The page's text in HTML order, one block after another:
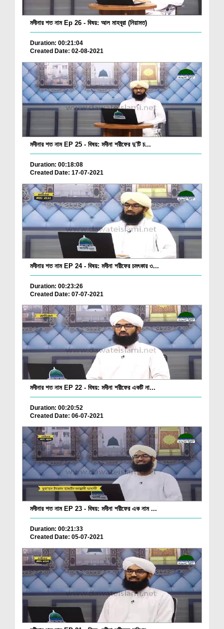
মদীনার শত নাম Ep 26 - বিষয়: আল মাহবূরা (নিয়ামত)
Duration: 00:21:04
Created Date: 02-08-2021
মদীনার শত নাম EP 25 - বিষয়: মদীনা শরীফের দু'টি চ...
Duration: 00:18:08
Created Date: 17-07-2021
মদীনার শত নাম EP 24 - বিষয়: মদীনা শরীফের চমৎকার ৩...
Duration: 00:23:26
Created Date: 07-07-2021
মদীনার শত নাম EP 22 - বিষয়: মদীনা শরীফের একটি না...
Duration: 00:20:52
Created Date: 06-07-2021
মদীনার শত নাম EP 23 - বিষয়: মদীনা শরীফের এক নাম ...
Duration: 00:21:33
Created Date: 05-07-2021